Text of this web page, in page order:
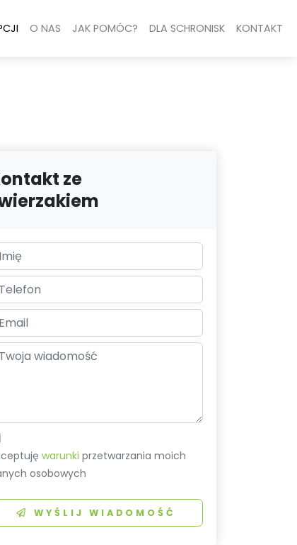
O NAS JAK POMÓC? DLA SCHRONISK KONTAKT
ze
warunki przetwarzania moich
osobowych
WYŚLIJ WIADOMOŚĆ